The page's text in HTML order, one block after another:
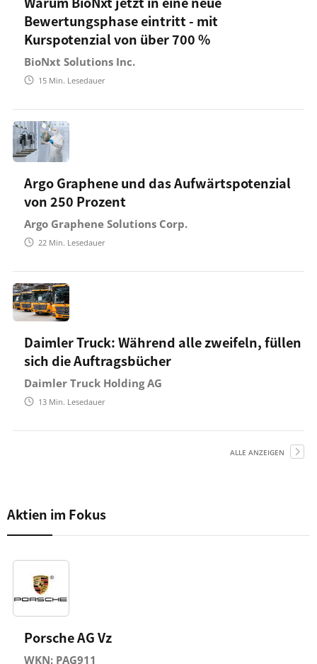
Bewertungsphase eintritt - mit
Kurspotenzial von über 700 %
BioNxt Solutions Inc.
15 Min. Lesedauer
Argo Graphene und das Aufwärtspotenzial
von 250 Prozent
Argo Graphene Solutions Corp.
22 Min. Lesedauer
Daimler Truck: Während alle zweifeln, füllen
sich die Auftragsbücher
Daimler Truck Holding AG
13 Min. Lesedauer
ALLE ANZEIGEN
Aktien im Fokus
Porsche AG Vz
WKN: PAG911